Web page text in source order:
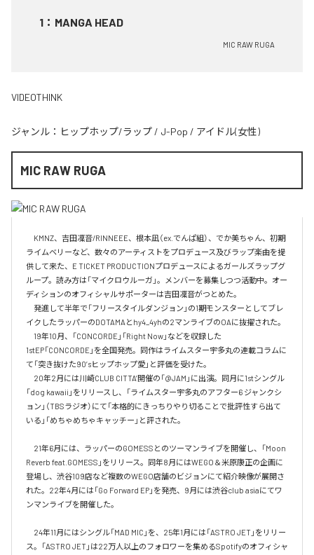
1 ： MANGA HEAD
MIC RAW RUGA
VIDEOTHINK
ジャンル： ヒップホップ/ラップ / J-Pop / アイドル(女性)
MIC RAW RUGA
KMNZ、吉田凜音/RINNEEE、根本凪（ex.でんぱ組）、でか美ちゃん、初期
ライムベリーなど、数々のアーティストをプロデュース及びラップ楽曲を提
供して来た、E TICKET PRODUCTIONプロデュースによるガールズラップグ
ループ。読み方は「マイクロウルーガ」。メンバーを募集しつつ活動中。オー
ディションのオフィシャルサポーターは吉田凜音がつとめた。
発進して半年で「フリースタイルダンジョン」の1期モンスターとしてブレ
イクしたラッパーのDOTAMAとhy4_4yhの2マンライブのOAに抜擢された。
19年10月、「CONCORDE」「Right Now」などを収録した
1stEP「CONCORDE」を全国発売。同作はライムスター宇多丸の連載コラムに
て「突き抜けた90’sヒップホップ愛」と評価を受けた。
20年2月には川崎CLUB CITTA’開催の「@JAM」に出演。同月に1stシングル
「dog kawaii」をリリースし、「ライムスター宇多丸のアフター6 ジャンクシ
ョン」（TBSラジオ）にて「本格的にきっちりやり切ることで批評性すら出て
いる」「めちゃめちゃキャッチー」と評された。
21年6月には、ラッパーのGOMESSとのツーマンライブを開催し、「Moon
Reverb feat.GOMESS」をリリース。同年8月にはWEGO＆米原康正の企画に
登場し、渋谷109店など複数のWEGO店舗のビジョンにて紹介映像が展開さ
れた。22年4月には「Go Forward EP」を発売、9月には渋谷club asiaにてワ
ンマンライブを開催した。
24年11月にはシングル「MAD MIC」を、25年1月には「ASTRO JET」をリリー
ス。「ASTRO JET」は22万人以上のフォロワーを集めるSpotifyのオフィシャ